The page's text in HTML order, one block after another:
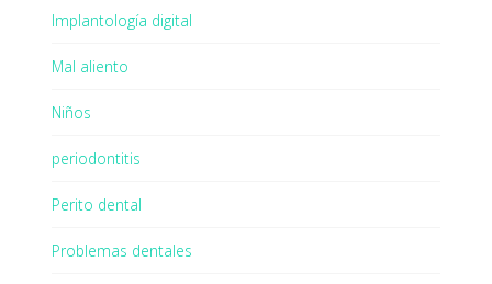
Implantología digital
Mal aliento
Niños
periodontitis
Perito dental
Problemas dentales